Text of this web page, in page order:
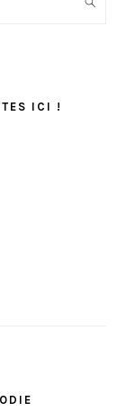
ICI !